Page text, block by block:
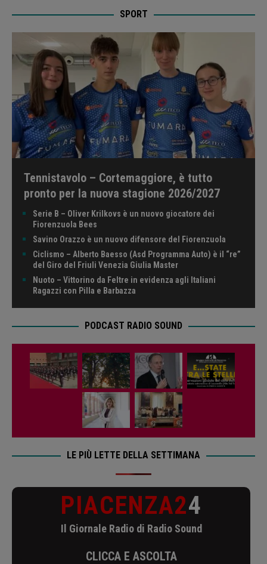
SPORT
Tennistavolo – Cortemaggiore, è tutto
pronto per la nuova stagione 2026/2027
Serie B – Oliver Krilkovs è un nuovo giocatore dei
Fiorenzuola Bees
Savino Orazzo è un nuovo difensore del Fiorenzuola
Ciclismo – Alberto Baesso (Asd Programma Auto) è il “re”
del Giro del Friuli Venezia Giulia Master
Nuoto – Vittorino da Feltre in evidenza agli Italiani
Ragazzi con Pilla e Barbazza
PODCAST RADIO SOUND
LE PIÙ LETTE DELLA SETTIMANA
PIACENZA24
Il Giornale Radio di Radio Sound
CLICCA E ASCOLTA